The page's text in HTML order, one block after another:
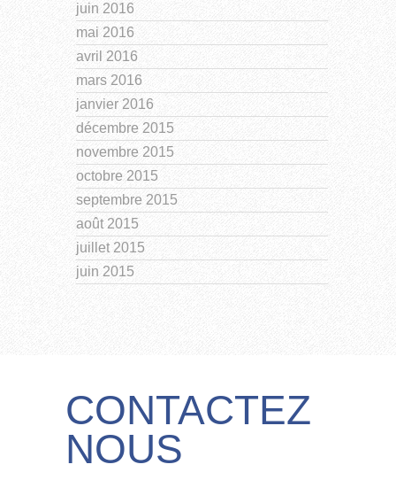
juin 2016
mai 2016
avril 2016
mars 2016
janvier 2016
décembre 2015
novembre 2015
octobre 2015
septembre 2015
août 2015
juillet 2015
juin 2015
CONTACTEZ
NOUS